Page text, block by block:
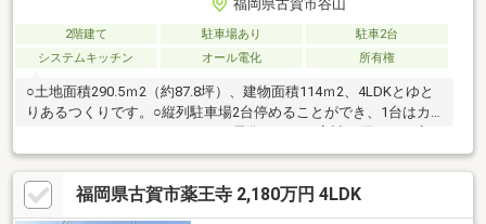
福岡県古賀市谷山
2階建て 駐車場あり
駐車2台
システムキッチン
オール電化 所有権
○土地面積290.5ｍ2（約87.8坪）、建物面積114ｍ2、4LDKとゆと
りあるつくりです。○縦列駐車場2台停めることができ、1台はカ
ーポートがついてます。○オール電化のため、家計に優しく、安
心の暮らしを叶えれます。○全室収納付きでお部屋がすっきり片
付くため、家族の暮らしにゆとりが生まれます。○自然豊かな環
境の為、のびのび子育てができ、ファミリー層にピッタリの住ま
いです。○バス停が近くにあるため、古賀駅まで30分圏内でアク
福岡県古賀市薬王寺 2,180万円 4LDK